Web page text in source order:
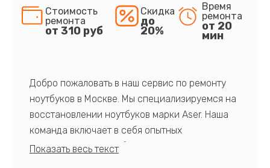
Стоимость
ремонта
от 310 руб
Скидка
до
20%
Время
ремонта
от 20
мин
Добро пожаловать в наш сервис по ремонту
ноутбуков в Москве. Мы специализируемся на
восстановлении ноутбуков марки Aser. Наша
команда включает в себя опытных
профессионалов с обширными знаниями и